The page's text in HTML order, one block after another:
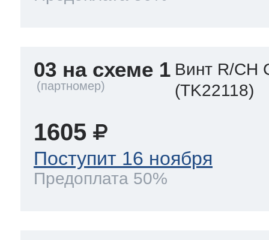
03 на схеме 1 Винт R/CH
(TK22118)
1605
Поступит 16 ноября
Предоплата 50%